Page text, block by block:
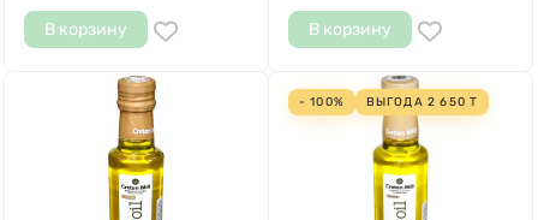
В корзину В корзину
- 100% ВЫГОДА 2 650 Т